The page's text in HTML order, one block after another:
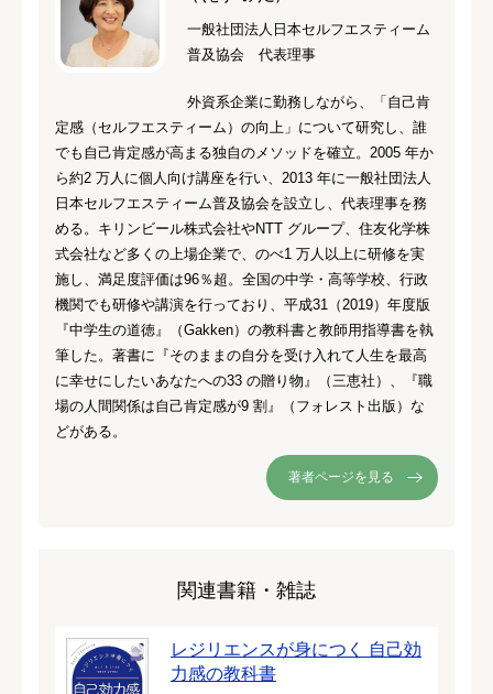
一般社団法人日本セルフエスティーム
普及協会 代表理事
外資系企業に勤務しながら、「自己肯
定感（セルフエスティーム）の向上」について研究し、誰
でも自己肯定感が高まる独自のメソッドを確立。2005 年か
ら約2 万人に個人向け講座を行い、2013 年に一般社団法人
日本セルフエスティーム普及協会を設立し、代表理事を務
める。キリンビール株式会社やNTT グループ、住友化学株
式会社など多くの上場企業で、のべ1 万人以上に研修を実
施し、満足度評価は96％超。全国の中学・高等学校、行政
機関でも研修や講演を行っており、平成31（2019）年度版
『中学生の道徳』（Gakken）の教科書と教師用指導書を執
筆した。著書に『そのままの自分を受け入れて人生を最高
に幸せにしたいあなたへの33 の贈り物』（三恵社）、『職
場の人間関係は自己肯定感が9 割』（フォレスト出版）な
どがある。
著者ページを見る
関連書籍・雑誌
レジリエンスが身につく 自己効
力感の教科書